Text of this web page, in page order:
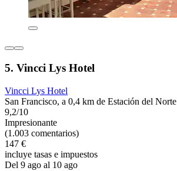
5. Vincci Lys Hotel
Vincci Lys Hotel
San Francisco, a 0,4 km de Estación del Norte
9,2/10
Impresionante
(1.003 comentarios)
147 €
incluye tasas e impuestos
Del 9 ago al 10 ago